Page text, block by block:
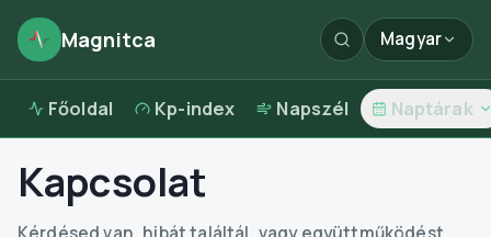
Magnitca Magyar
Főoldal Kp-index Napszél Naptárak
Kapcsolat